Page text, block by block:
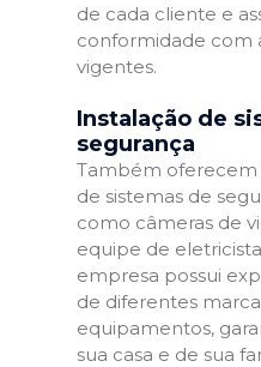
de cada cliente e
conformidade com
vigentes.
Instalação de
segurança
Também oferecem
de sistemas de
como câmeras de
equipe de
empresa possui
de diferentes
equipamentos,
sua casa e de sua